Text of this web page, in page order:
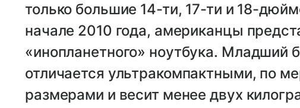
только большие 14-ти, 17-ти и 18-
начале 2010 года, американцы
«инопланетного» ноутбука. Младший
отличается ультракомпактными, по
размерами и весит менее двух